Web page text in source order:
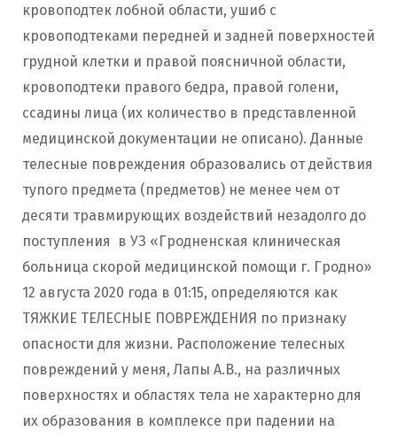
кровоподтек лобной области, ушиб с
кровоподтеками передней и задней поверхностей
грудной клетки и правой поясничной области,
кровоподтеки правого бедра, правой голени,
ссадины лица (их количество в представленной
медицинской документации не описано). Данные
телесные повреждения образовались от действия
тупого предмета (предметов) не менее чем от
десяти травмирующих воздействий незадолго до
поступления в УЗ «Гродненская клиническая
больница скорой медицинской помощи г. Гродно»
12 августа 2020 года в 01:15, определяются как
ТЯЖКИЕ ТЕЛЕСНЫЕ ПОВРЕЖДЕНИЯ по признаку
опасности для жизни. Расположение телесных
повреждений у меня, Лапы А.В., на различных
поверхностях и областях тела не характерно для
их образования в комплексе при падении на